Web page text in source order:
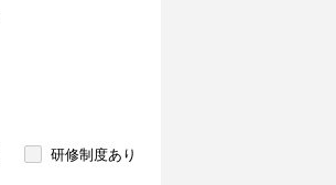
研修制度あり